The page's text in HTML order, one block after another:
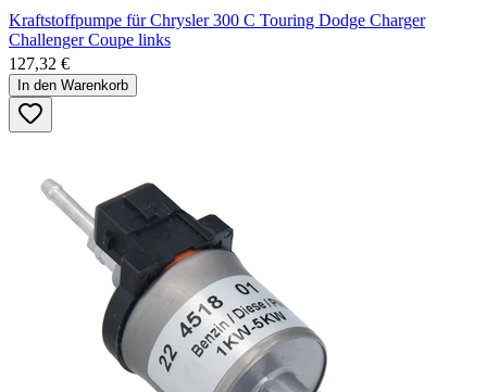
Kraftstoffpumpe für Chrysler 300 C Touring Dodge Charger
Challenger Coupe links
127,32 €
In den Warenkorb